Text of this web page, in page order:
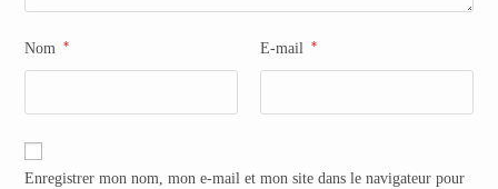
Nom * E-mail *
Enregistrer mon nom, mon e-mail et mon site dans le navigateur pour